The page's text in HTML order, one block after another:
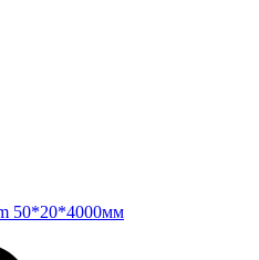
50*20*4000мм